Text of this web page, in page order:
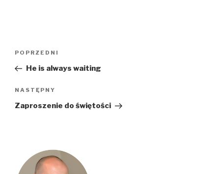
Poprzedni
wpis
POPRZEDNI
He is always waiting
Następny
wpis
NASTĘPNY
Zaproszenie do świętości